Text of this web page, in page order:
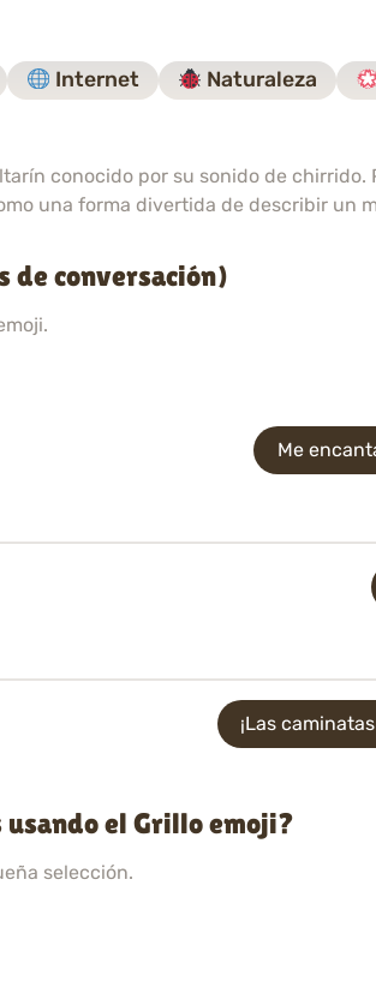
Internet Naturaleza
conocido por su sonido de chirrido.
una forma divertida de describir un
de conversación)
Me
¡Las
usando el Grillo emoji?
selección.